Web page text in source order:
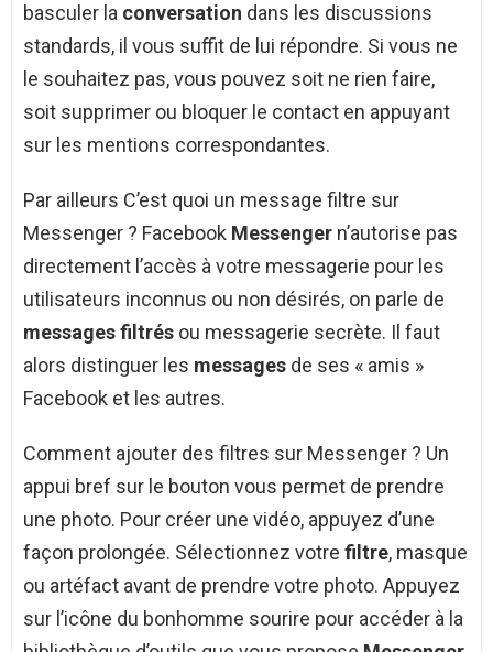
basculer la conversation dans les discussions
standards, il vous suffit de lui répondre. Si vous ne
le souhaitez pas, vous pouvez soit ne rien faire,
soit supprimer ou bloquer le contact en appuyant
sur les mentions correspondantes.
Par ailleurs C’est quoi un message filtre sur
Messenger ? Facebook Messenger n’autorise pas
directement l’accès à votre messagerie pour les
utilisateurs inconnus ou non désirés, on parle de
messages filtrés ou messagerie secrète. Il faut
alors distinguer les messages de ses « amis »
Facebook et les autres.
Comment ajouter des filtres sur Messenger ? Un
appui bref sur le bouton vous permet de prendre
une photo. Pour créer une vidéo, appuyez d’une
façon prolongée. Sélectionnez votre filtre, masque
ou artéfact avant de prendre votre photo. Appuyez
sur l’icône du bonhomme sourire pour accéder à la